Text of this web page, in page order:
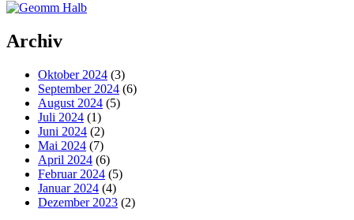
Archiv
Oktober 2024 (3)
September 2024 (6)
August 2024 (5)
Juli 2024 (1)
Juni 2024 (2)
Mai 2024 (7)
April 2024 (6)
Februar 2024 (5)
Januar 2024 (4)
Dezember 2023 (2)